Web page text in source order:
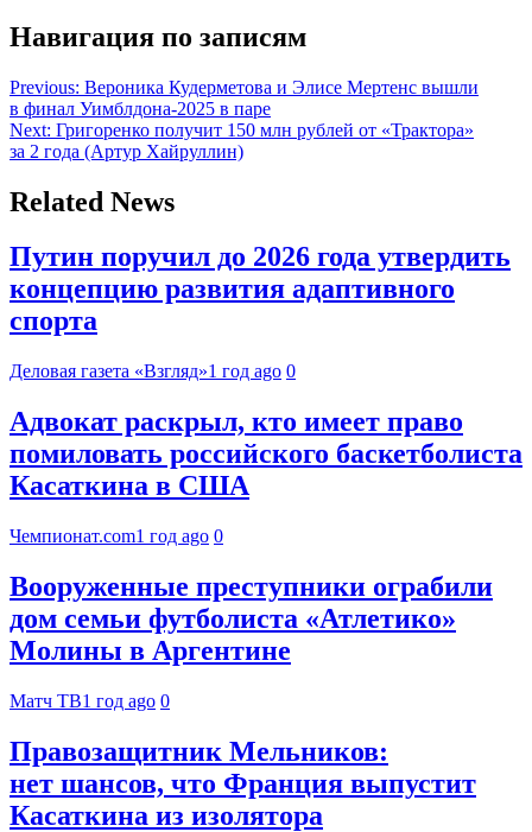
Навигация по записям
Previous: Вероника Кудерметова и Элисе Мертенс вышли
в финал Уимблдона-2025 в паре
Next: Григоренко получит 150 млн рублей от «Трактора»
за 2 года (Артур Хайруллин)
Related News
Путин поручил до 2026 года утвердить
концепцию развития адаптивного
спорта
Деловая газета «Взгляд»1 год ago 0
Адвокат раскрыл, кто имеет право
помиловать российского баскетболиста
Касаткина в США
Чемпионат.com1 год ago 0
Вооруженные преступники ограбили
дом семьи футболиста «Атлетико»
Молины в Аргентине
Матч ТВ1 год ago 0
Правозащитник Мельников:
нет шансов, что Франция выпустит
Касаткина из изолятора